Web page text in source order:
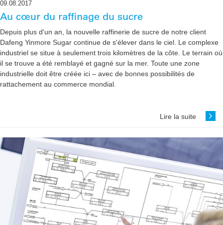
09.08.2017
Au cœur du raffinage du sucre
Depuis plus d'un an, la nouvelle raffinerie de sucre de notre client
Dafeng Yinmore Sugar continue de s'élever dans le ciel. Le complexe
industriel se situe à seule­ment trois kilomètres de la côte. Le terrain où
il se trouve a été remblayé et gagné sur la mer. Toute une zone
industrielle doit être créée ici – avec de bonnes possibilités de
rattachement au commerce mondial.
Lire la suite